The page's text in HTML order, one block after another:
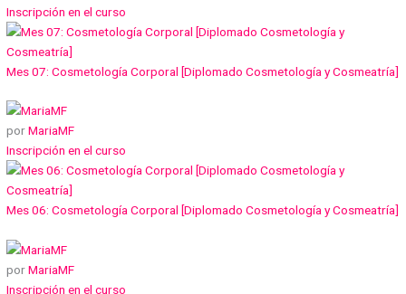
Inscripción en el curso
Mes 07: Cosmetología Corporal [Diplomado Cosmetología y Cosmeatría]
porMariaMF
Inscripción en el curso
Mes 06: Cosmetología Corporal [Diplomado Cosmetología y Cosmeatría]
porMariaMF
Inscripción en el curso